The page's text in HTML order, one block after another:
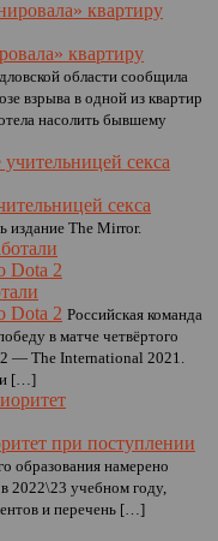
квартиру
области сообщила
взрыва в одной из квартир
насолить бывшему
секса
издание The Mirror.
Dota 2 Российская команда
в матче четвёртого
2 — The International 2021.
[…]
при поступлении
образования намерено
2022\23 учебном году,
и перечень […]